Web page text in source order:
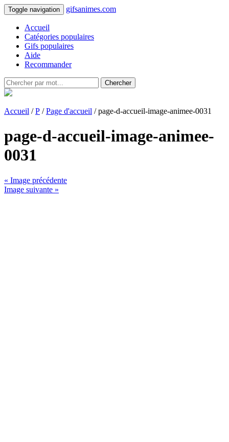
Toggle navigation gifsanimes.com
Accueil
Catégories populaires
Gifs populaires
Aide
Recommander
Chercher
Accueil /P /Page d'accueil / page-d-accueil-image-animee-0031
page-d-accueil-image-animee-
0031
« Image précédente
Image suivante »